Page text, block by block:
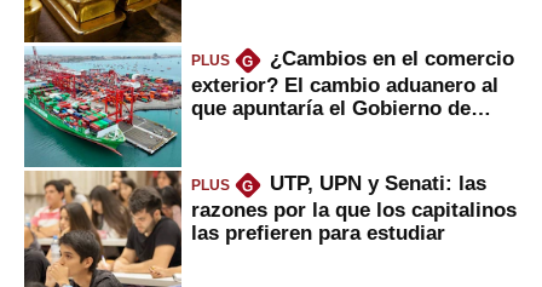
PLUS G
¿Cambios en el comercio
exterior? El cambio aduanero al
que apuntaría el Gobierno de
PLUS G
UTP, UPN y Senati: las
razones por la que los capitalinos
las prefieren para estudiar